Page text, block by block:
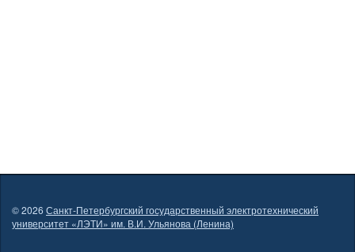
© 2026 Санкт-Петербургский государственный электротехнический
университет «ЛЭТИ» им. В.И. Ульянова (Ленина)